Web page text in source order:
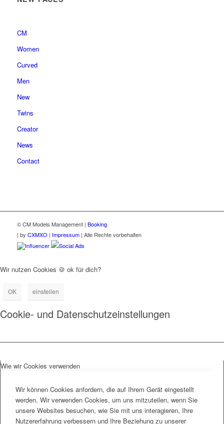
CM
Women
Curved
Men
New
Twins
Creator
News
Contact
© CM Models Management | Booking
| by CXMXO | Impressum| Alle Rechte vorbehalten
Influencer
Social Ads
Wir nutzen Cookies 🍪 ok für dich?
OK einstellen
Cookie- und Datenschutzeinstellungen
Wie wir Cookies verwenden
Wir können Cookies anfordern, die auf Ihrem Gerät eingestellt
werden. Wir verwenden Cookies, um uns mitzuteilen, wenn Sie
unsere Websites besuchen, wie Sie mit uns interagieren, Ihre
Nutzererfahrung verbessern und Ihre Beziehung zu unserer